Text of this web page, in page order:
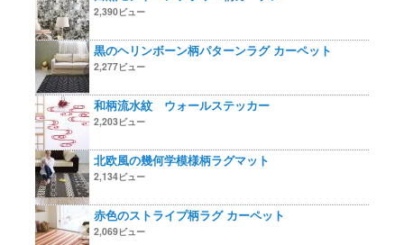
2,390ビュー
黒のヘリンボーン柄パターンラグ カーペット
2,277ビュー
和柄流水紋 ウォールステッカー
2,203ビュー
北欧風の幾何学模様柄ラグマット
2,134ビュー
赤色のストライプ柄ラグ カーペット
2,069ビュー